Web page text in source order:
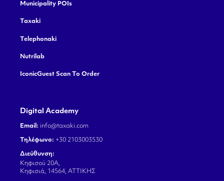
Municipality POIs
Taxaki
Telephonaki
Nutrilab
IconicGuest Scan To Order
Digital Academy
Email: info@taxaki.com
Τηλέφωνο: +30 2103003530
Διεύθυνση:
Κηφισού 20Α,
Κηφισιά, 14564, ΑΤΤΙΚΗΣ